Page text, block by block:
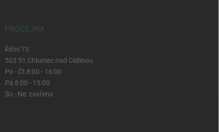
PRODEJNA
Říční 73
503 51 Chlumec nad Cidlinou
Po - Čt 8:00 - 16:00
Pá 8:00 - 15:00
So - Ne: zavřeno